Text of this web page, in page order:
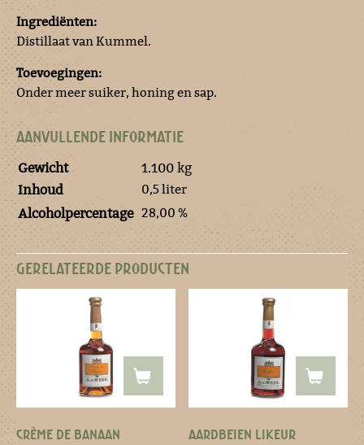
Ingrediënten:
Distillaat van Kummel.
Toevoegingen:
Onder meer suiker, honing en sap.
AANVULLENDE INFORMATIE
Gewicht
1.100 kg
Inhoud
0,5 liter
Alcoholpercentage 28,00 %
GERELATEERDE PRODUCTEN
CRÈME DE BANAAN AARDBEIEN LIKEUR